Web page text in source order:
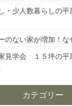
・少人数暮らしの
のない家が増加！な
見学会 １５坪の平
カテゴリー